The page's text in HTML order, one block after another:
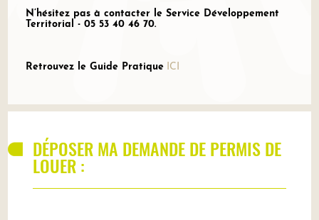
N’hésitez pas à contacter le Service Développement
Territorial - 05 53 40 46 70.
Retrouvez le Guide Pratique ICI
DÉPOSER MA DEMANDE DE PERMIS DE
LOUER :